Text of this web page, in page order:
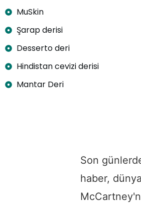
MuSkin
Şarap derisi
Desserto deri
Hindistan cevizi derisi
Mantar Deri
Son
haber,